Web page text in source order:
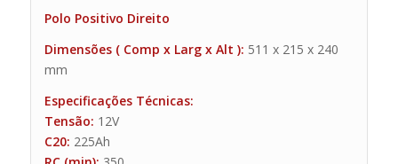
Polo Positivo Direito
Dimensões ( Comp x Larg x Alt ): 511 x 215 x 240
mm
Especificações Técnicas:
Tensão: 12V
C20: 225Ah